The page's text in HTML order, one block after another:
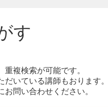
す
複検索が可能です。
いている講師もおります。
問い合わせください。